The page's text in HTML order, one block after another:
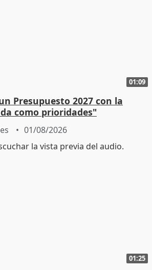
01:09
Presupuesto 2027 con la
como prioridades"
01/08/2026
01:25